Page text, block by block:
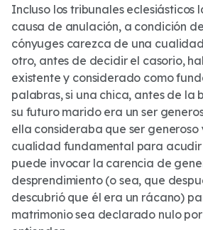
Incluso los tribunales eclesiásticos
causa de anulación, a condición
cónyuges carezca de una
otro, antes de decidir el casorio,
existente y considerado como
palabras, si una chica, antes de la
su futuro marido era un ser
ella consideraba que ser
cualidad fundamental para acudir
puede invocar la carencia de
desprendimiento (o sea, que
descubrió que él era un rácano)
matrimonio sea declarado nulo